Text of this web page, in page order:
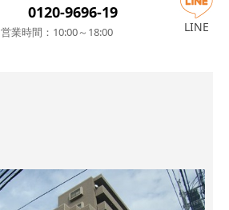
0120-9696-19
営業時間：10:00～18:00 LINE